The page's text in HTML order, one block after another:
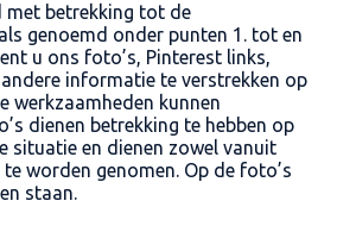
met betrekking tot de
genoemd onder punten 1. tot en
u ons foto’s, Pinterest links,
informatie te verstrekken op
werkzaamheden kunnen
dienen betrekking te hebben op
situatie en dienen zowel vanuit
worden genomen. Op de foto’s
staan.